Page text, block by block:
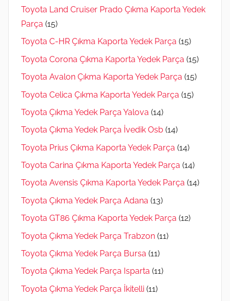
Toyota Land Cruiser Prado Çıkma Kaporta Yedek
Parça (15)
Toyota C-HR Çıkma Kaporta Yedek Parça (15)
Toyota Corona Çıkma Kaporta Yedek Parça (15)
Toyota Avalon Çıkma Kaporta Yedek Parça (15)
Toyota Celica Çıkma Kaporta Yedek Parça (15)
Toyota Çıkma Yedek Parça Yalova (14)
Toyota Çıkma Yedek Parça İvedik Osb (14)
Toyota Prius Çıkma Kaporta Yedek Parça (14)
Toyota Carina Çıkma Kaporta Yedek Parça (14)
Toyota Avensis Çıkma Kaporta Yedek Parça (14)
Toyota Çıkma Yedek Parça Adana (13)
Toyota GT86 Çıkma Kaporta Yedek Parça (12)
Toyota Çıkma Yedek Parça Trabzon (11)
Toyota Çıkma Yedek Parça Bursa (11)
Toyota Çıkma Yedek Parça Isparta (11)
Toyota Çıkma Yedek Parça İkitelli (11)